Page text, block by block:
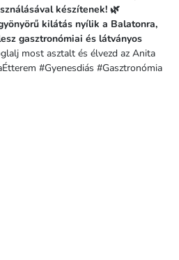
készítenek! 🌿
kilátás nyílik a Balatonra,
gasztronómiai és látványos
most asztalt és élvezd az Anita
#Gyenesdiás #Gasztronómia